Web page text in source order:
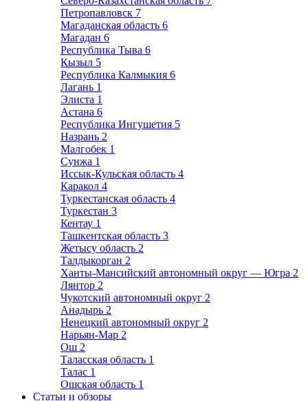
Петропавловск 7
Магаданская область 6
Магадан 6
Республика Тыва 6
Кызыл 5
Республика Калмыкия 6
Лагань 1
Элиста 1
Астана 6
Республика Ингушетия 5
Назрань 2
Малгобек 1
Сунжа 1
Иссык-Кульская область 4
Каракол 4
Туркестанская область 4
Туркестан 3
Кентау 1
Ташкентская область 3
Жетысу область 2
Талдыкорган 2
Ханты-Мансийский автономный округ — Югра 2
Лянтор 2
Чукотский автономный округ 2
Анадырь 2
Ненецкий автономный округ 2
Нарьян-Мар 2
Ош 2
Таласская область 1
Талас 1
Ошская область 1
Статьи и обзоры